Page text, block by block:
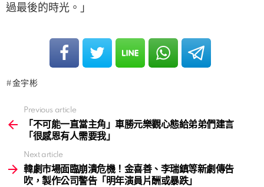
過最後的時光。」
金宇彬
more
Previous article
「不可能一直當主角」車勝元樂觀心態給弟弟們建言
「很感恩有人需要我」
Next article
韓劇市場面臨崩潰危機！金喜善、李瑞鎮等新劇傳告
吹，製作公司警告「明年演員片酬或暴跌」